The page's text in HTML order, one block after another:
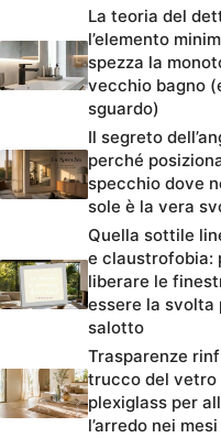
La teoria del
l’elemento
spezza la
vecchio bagno
sguardo)
Il segreto
perché
specchio dove
sole è la vera
Quella sottile
e claustrofobia:
liberare le
essere la svolta
salotto
Trasparenze
trucco del vetro
plexiglass per
l’arredo nei